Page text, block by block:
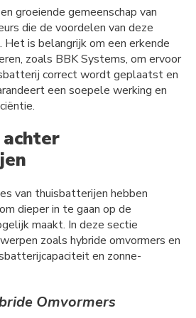
groeiende gemeenschap van
die de voordelen van deze
Het is belangrijk om een erkende
zoals BBK Systems, om ervoor
correct wordt geplaatst en
een soepele werking en
van thuisbatterijen hebben
dieper in te gaan op de
maakt. In deze sectie
zoals hybride omvormers en
en zonne-
Omvormers